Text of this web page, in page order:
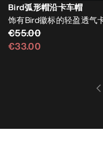
Bird弧形帽沿卡车帽
饰有Bird徽标的轻盈透气
€55.00
€33.00